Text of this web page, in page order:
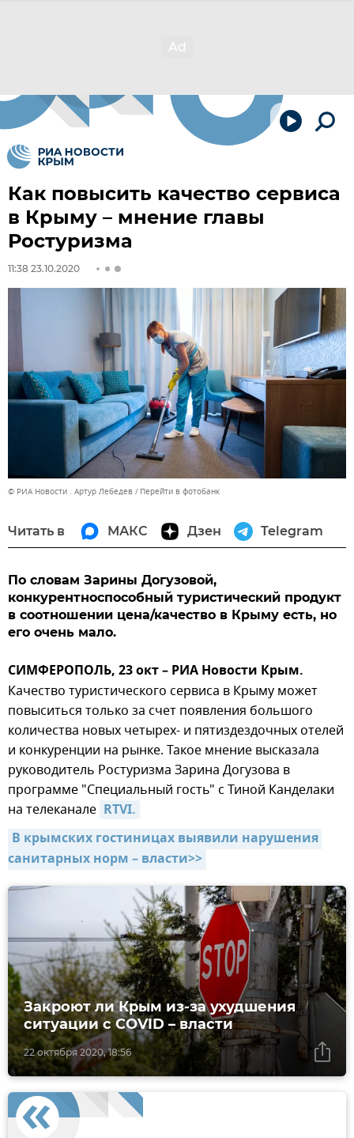
Как повысить качество сервиса
в Крыму – мнение главы
Ростуризма
11:38 23.10.2020
© РИА Новости . Артур Лебедев Перейти в фотобанк
Читать в МАКС Дзен Telegram
По словам Зарины Догузовой,
конкурентноспособный туристический продукт
в соотношении цена/качество в Крыму есть, но
его очень мало.
СИМФЕРОПОЛЬ, 23 окт – РИА Новости Крым.
Качество туристического сервиса в Крыму может
повыситься только за счет появления большого
количества новых четырех- и пятиздездочных отелей
и конкуренции на рынке. Такое мнение высказала
руководитель Ростуризма Зарина Догузова в
программе "Специальный гость" с Тиной Канделаки
на телеканале RTVI.
В крымских гостиницах выявили нарушения
санитарных норм – власти>>
22 октября 2020, 18:56
Закроют ли Крым из-за ухудшения
ситуации с COVID – власти